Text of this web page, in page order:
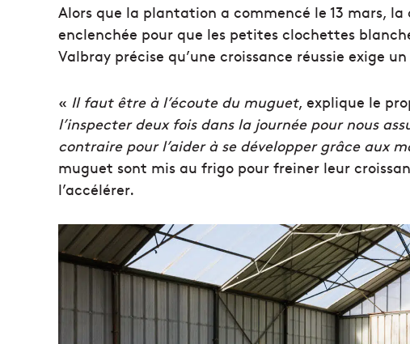
Alors que la plantation a commencé le 13 mars,
enclenchée pour que les petites clochettes
Valbray précise qu’une croissance réussie exige
« Il faut être à l’écoute du muguet, explique le
l’inspecter deux fois dans la journée pour nous
contraire pour l’aider à se développer grâce aux
muguet sont mis au frigo pour freiner leur
l’accélérer.